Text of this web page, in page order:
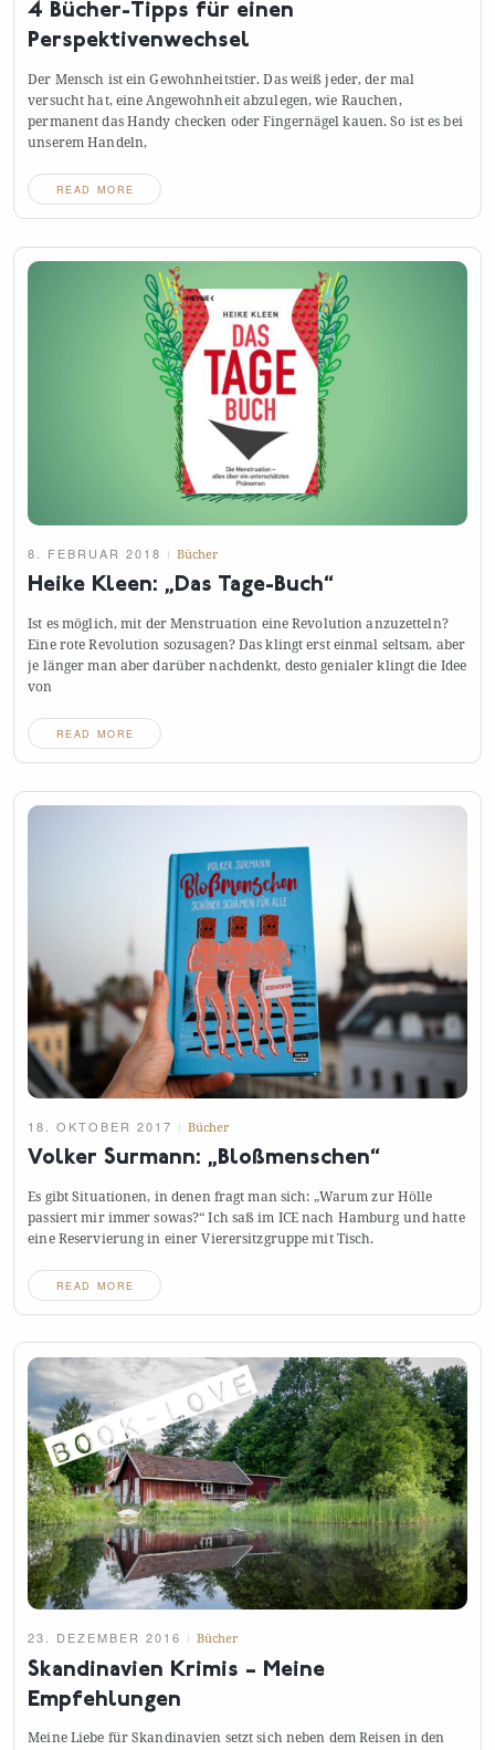
4 Bücher-Tipps für einen
Perspektivenwechsel
Der Mensch ist ein Gewohnheitstier. Das weiß jeder, der mal
versucht hat, eine Angewohnheit abzulegen, wie Rauchen,
permanent das Handy checken oder Fingernägel kauen. So ist es bei
unseremHandeln,
READ MORE
8. FEBRUAR 2018 Bücher
Heike Kleen: „Das Tage-Buch“
Ist es möglich, mit der Menstruation eine Revolution anzuzetteln?
Eine rote Revolution sozusagen? Das klingt erst einmal seltsam, aber
je länger man aber darüber nachdenkt, desto genialer klingt die Idee
von
READ MORE
18. OKTOBER 2017 Bücher
Volker Surmann: „Bloßmenschen“
Es gibt Situationen, in denen fragt man sich: „Warum zur Hölle
passiert mir immer sowas?“ Ich saß im ICE nach Hamburg und hatte
eine Reservierung in einer Vierersitzgruppe mit Tisch.
READ MORE
23. DEZEMBER 2016 Bücher
Skandinavien Krimis – Meine
Empfehlungen
Meine Liebe für Skandinavien setzt sich neben dem Reisen in den